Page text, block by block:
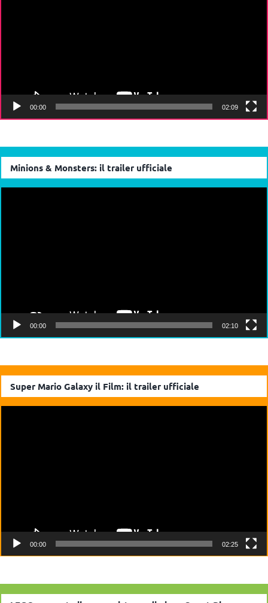
00:00 02:09
Minions & Monsters: il trailer ufficiale
00:00 02:10
Super Mario Galaxy il Film: il trailer ufficiale
00:00 02:25